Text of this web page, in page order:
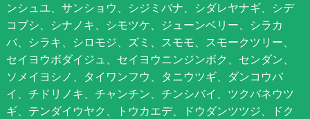
ンシュユ、サンショウ、シジミバナ、シダレヤナギ、シデ
コブシ、シナノキ、シモツケ、ジューンベリー、シラカ
バ、シラキ、シロモジ、ズミ、スモモ、スモークツリー、
セイヨウボダイジュ、セイヨウニンジンボク、センダン、
ソメイヨシノ、タイワンフウ、タニウツギ、ダンコウバ
イ、チドリノキ、チャンチン、チンシバイ、ツクバネウツ
ギ、テンダイウヤク、トウカエデ、ドウダンツツジ、ドク